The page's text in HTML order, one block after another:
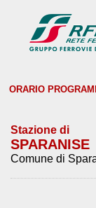
ORARIO
Stazione di
SPARANISE
Comune di